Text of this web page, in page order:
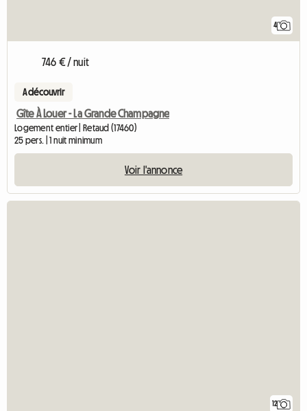
4
746 € / nuit
A découvrir
Gîte À Louer - La Grande Champagne
Logement entier | Retaud (17460)
25 pers. | 1 nuit minimum
Voir l'annonce
12